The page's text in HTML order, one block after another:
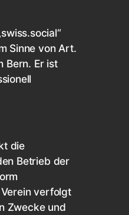
Sinne von Art.
Bern. Er ist
die
Betrieb der
verfolgt
Zwecke und